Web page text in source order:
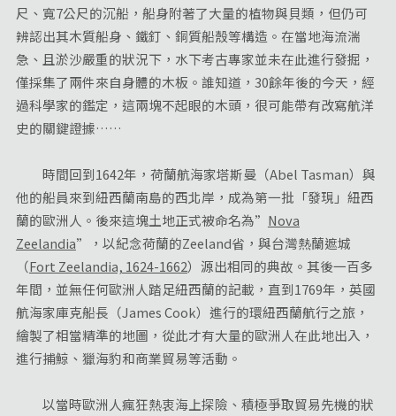
尺、寬7公尺的沉船，船身附著了大量的植物與貝類，但仍可
辨認出其木質船身、鐵釘、銅質船殼等構造。在當地海流湍
急、且淤沙嚴重的狀況下，水下考古專家並未在此進行發掘，
僅採集了兩件來自身體的木板。誰知道，30餘年後的今天，經
過科學家的鑑定，這兩塊不起眼的木頭，很可能帶有改寫航洋
史的關鍵證據……
時間回到1642年，荷蘭航海家塔斯曼（Abel Tasman）與
他的船員來到紐西蘭南島的西北岸，成為第一批「發現」紐西
蘭的歐洲人。後來這塊土地正式被命名為” Nova
Zeelandia”，以紀念荷蘭的Zeeland省，與台灣熱蘭遮城
（Fort Zeelandia, 1624-1662）源出相同的典故。其後一百多
年間，並無任何歐洲人踏足紐西蘭的記載，直到1769年，英國
航海家庫克船長（James Cook）進行的環紐西蘭航行之旅，
繪製了相當精準的地圖，從此才有大量的歐洲人在此地出入，
進行捕鯨、獵海豹和商業貿易等活動。
以當時歐洲人瘋狂熱衷海上探險、積極爭取貿易先機的狀